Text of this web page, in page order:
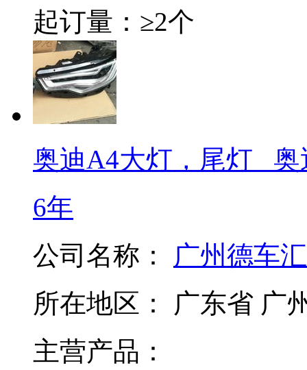
起订量：≥2个
奥迪A4大灯，尾灯 _
6年
公司名称： 广州德车
所在地区： 广东省 广
主营产品：